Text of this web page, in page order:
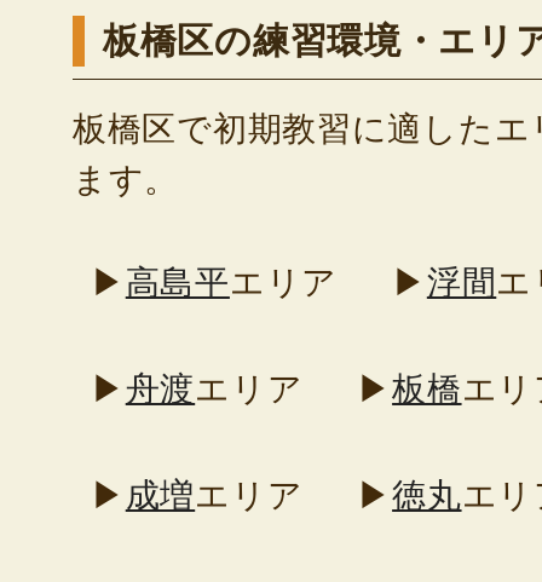
板橋区の練習環境・エリ
板橋区で初期教習に適した
ます。
▶ 高島平エリア ▶浮間エ
▶舟渡エリア ▶板橋エリ
▶ 成増エリア ▶徳丸エリ